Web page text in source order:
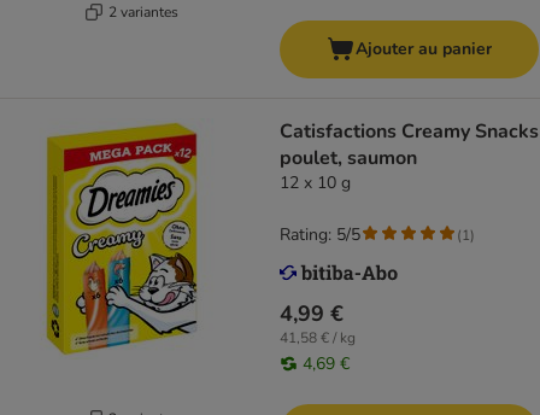
2 variantes
Ajouter au panier
Catisfactions Creamy Snacks
poulet, saumon
12 x 10 g
4,99 €
41,58 € / kg
4,69 €
Rating: 5/5 (1)